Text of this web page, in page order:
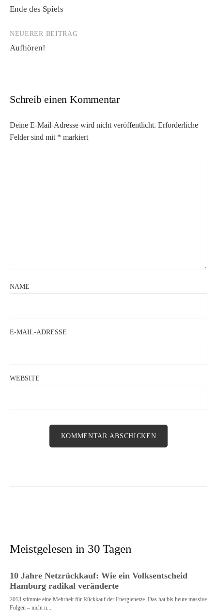
Navigation
Ende des Spiels
NEUERER BEITRAG
Aufhören!
Schreib einen Kommentar
Deine E-Mail-Adresse wird nicht veröffentlicht. Erforderliche
Felder sind mit * markiert
NAME
E-MAIL-ADRESSE
WEBSITE
Meistgelesen in 30 Tagen